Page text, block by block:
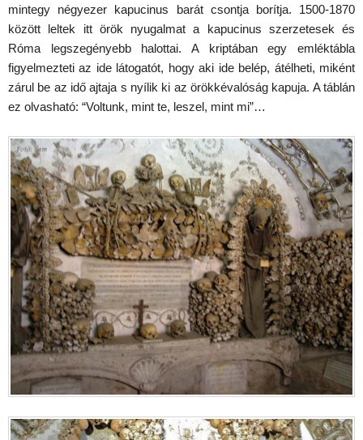
mintegy négyezer kapucinus barát csontja borítja. 1500-1870
között leltek itt örök nyugalmat a kapucinus szerzetesek és
Róma legszegényebb halottai. A kriptában egy emléktábla
figyelmezteti az ide látogatót, hogy aki ide belép, átélheti, miként
zárul be az idő ajtaja s nyílik ki az örökkévalóság kapuja. A táblán
ez olvasható: “Voltunk, mint te, leszel, mint mi”…